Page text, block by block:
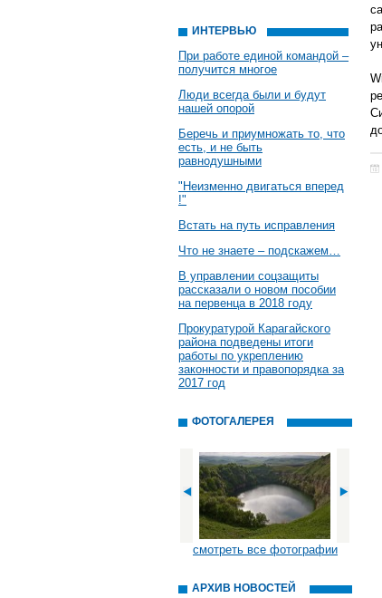
ИНТЕРВЬЮ
При работе единой командой –
получится многое
Люди всегда были и будут
нашей опорой
Беречь и приумножать то, что
есть, и не быть
равнодушными
"Неизменно двигаться вперед
!"
Встать на путь исправления
Что не знаете – подскажем…
В управлении соцзащиты
рассказали о новом пособии
на первенца в 2018 году
Прокуратурой Карагайского
района подведены итоги
работы по укреплению
законности и правопорядка за
2017 год
ФОТОГАЛЕРЕЯ
смотреть все фотографии
АРХИВ НОВОСТЕЙ